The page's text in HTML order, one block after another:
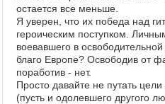
остается все меньше.
Я уверен, что их победа над
героическим поступком.
воевавшего в
благо Европе? Освободив от
поработив - нет.
Просто давайте не путать
(пусть и одолевшего другого